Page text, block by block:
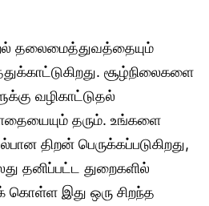
தலைமைத்துவத்தையும்
சூழ்நிலைகளை
வழிகாட்டுதல்
தரும். உங்களை
திறன் பெருக்கப்படுகிறது,
தனிப்பட்ட துறைகளில்
கொள்ள இது ஒரு சிறந்த